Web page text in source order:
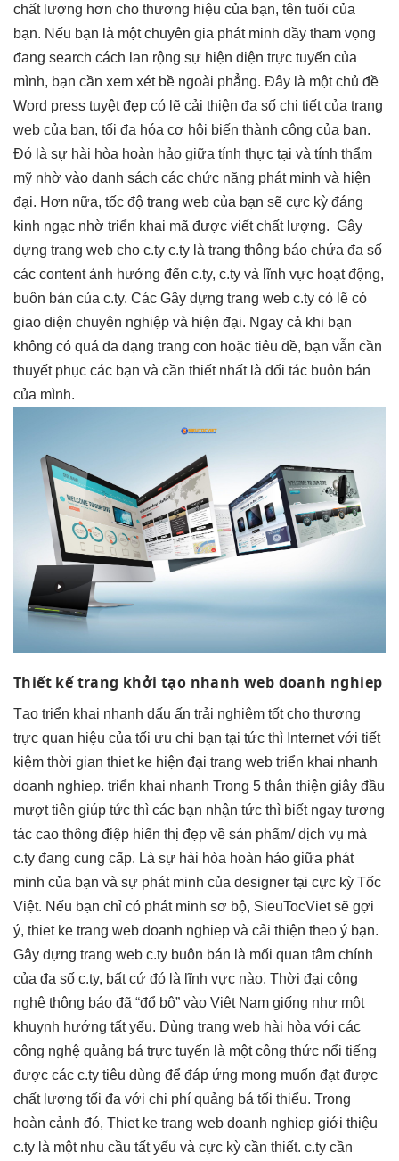
chất lượng hơn cho thương hiệu của bạn, tên tuổi của
bạn. Nếu bạn là một chuyên gia phát minh đầy tham vọng
đang search cách lan rộng sự hiện diện trực tuyến của
mình, bạn cần xem xét bề ngoài phẳng. Đây là một chủ đề
Word press tuyệt đẹp có lẽ cải thiện đa số chi tiết của trang
web của bạn, tối đa hóa cơ hội biến thành công của bạn.
Đó là sự hài hòa hoàn hảo giữa tính thực tại và tính thẩm
mỹ nhờ vào danh sách các chức năng phát minh và hiện
đại. Hơn nữa, tốc độ trang web của bạn sẽ cực kỳ đáng
kinh ngạc nhờ triển khai mã được viết chất lượng. Gây
dựng trang web cho c.ty c.ty là trang thông báo chứa đa số
các content ảnh hưởng đến c.ty, c.ty và lĩnh vực hoạt động,
buôn bán của c.ty. Các Gây dựng trang web c.ty có lẽ có
giao diện chuyên nghiệp và hiện đại. Ngay cả khi bạn
không có quá đa dạng trang con hoặc tiêu đề, bạn vẫn cần
thuyết phục các bạn và cần thiết nhất là đối tác buôn bán
của mình.
Thiết kế trang khởi tạo nhanh web doanh nghiep
Tạo triển khai nhanh dấu ấn trải nghiệm tốtcho thương
trực quan hiệu của tối ưu chi bạn tại tức thì Internet với tiết
kiệm thời gian thiet ke hiện đại trang web triển khai nhanh
doanh nghiep. triển khai nhanh Trong 5 thân thiện giây đầu
mượttiên giúp tức thì các bạn nhận tức thì biết ngay tương
tác cao thông điệp hiển thị đẹp về sản phẩm/ dịch vụ mà
c.ty đang cung cấp. Là sự hài hòa hoàn hảo giữa phát
minh của bạn và sự phát minh của designer tại cực kỳ Tốc
Việt. Nếu bạn chỉ có phát minh sơ bộ, SieuTocViet sẽ gợi
ý, thiet ke trang web doanh nghiep và cải thiện theo ý bạn.
Gây dựng trang web c.ty buôn bán là mối quan tâm chính
của đa số c.ty, bất cứ đó là lĩnh vực nào. Thời đại công
nghệ thông báo đã “đổ bộ” vào Việt Nam giống như một
khuynh hướng tất yếu. Dùng trang web hài hòa với các
công nghệ quảng bá trực tuyến là một công thức nổi tiếng
được các c.ty tiêu dùng để đáp ứng mong muốn đạt được
chất lượng tối đa với chi phí quảng bá tối thiểu. Trong
hoàn cảnh đó, Thiet ke trang web doanh nghiep giới thiệu
c.ty là một nhu cầu tất yếu và cực kỳ cần thiết. c.ty cần